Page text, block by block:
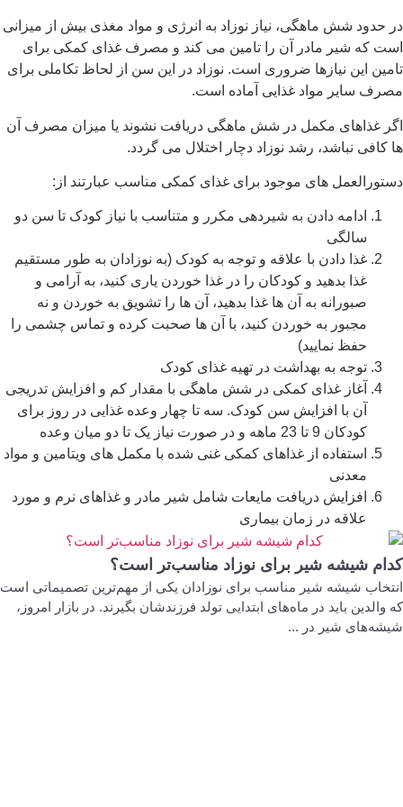
در حدود شش ماهگی، نیاز نوزاد به انرژی و مواد مغذی بیش از میزانی
است که شیر مادر آن را تامین می کند و مصرف غذای کمکی برای
تامین این نیازها ضروری است. نوزاد در این سن از لحاظ تکاملی برای
مصرف سایر مواد غذایی آماده است.
اگر غذاهای مکمل در شش ماهگی دریافت نشوند یا میزان مصرف آن
ها کافی نباشد، رشد نوزاد دچار اختلال می گردد.
دستورالعمل های موجود برای غذای کمکی مناسب عبارتند از:
ادامه دادن به شیردهی مکرر و متناسب با نیاز کودک تا سن دو
سالگی
غذا دادن با علاقه و توجه به کودک (به نوزادان به طور مستقیم
غذا بدهید و کودکان را در غذا خوردن یاری کنید، به آرامی و
صبورانه به آن ها غذا بدهید، آن ها را تشویق به خوردن و نه
مجبور به خوردن کنید، با آن ها صحبت کرده و تماس چشمی را
حفظ نمایید)
توجه به بهداشت در تهیه غذای کودک
آغاز غذای کمکی در شش ماهگی با مقدار کم و افزایش تدریجی
آن با افزایش سن کودک. سه تا چهار وعده غذایی در روز برای
کودکان 9 تا 23 ماهه و در صورت نیاز یک تا دو میان وعده
استفاده از غذاهای کمکی غنی شده با مکمل های ویتامین و مواد
معدنی
افزایش دریافت مایعات شامل شیر مادر و غذاهای نرم و مورد
علاقه در زمان بیماری
کدام شیشه شیر برای نوزاد مناسب‌تر است؟
انتخاب شیشه شیر مناسب برای نوزادان یکی از مهم‌ترین تصمیماتی است
که والدین باید در ماه‌های ابتدایی تولد فرزندشان بگیرند. در بازار امروز،
شیشه‌های شیر در ...